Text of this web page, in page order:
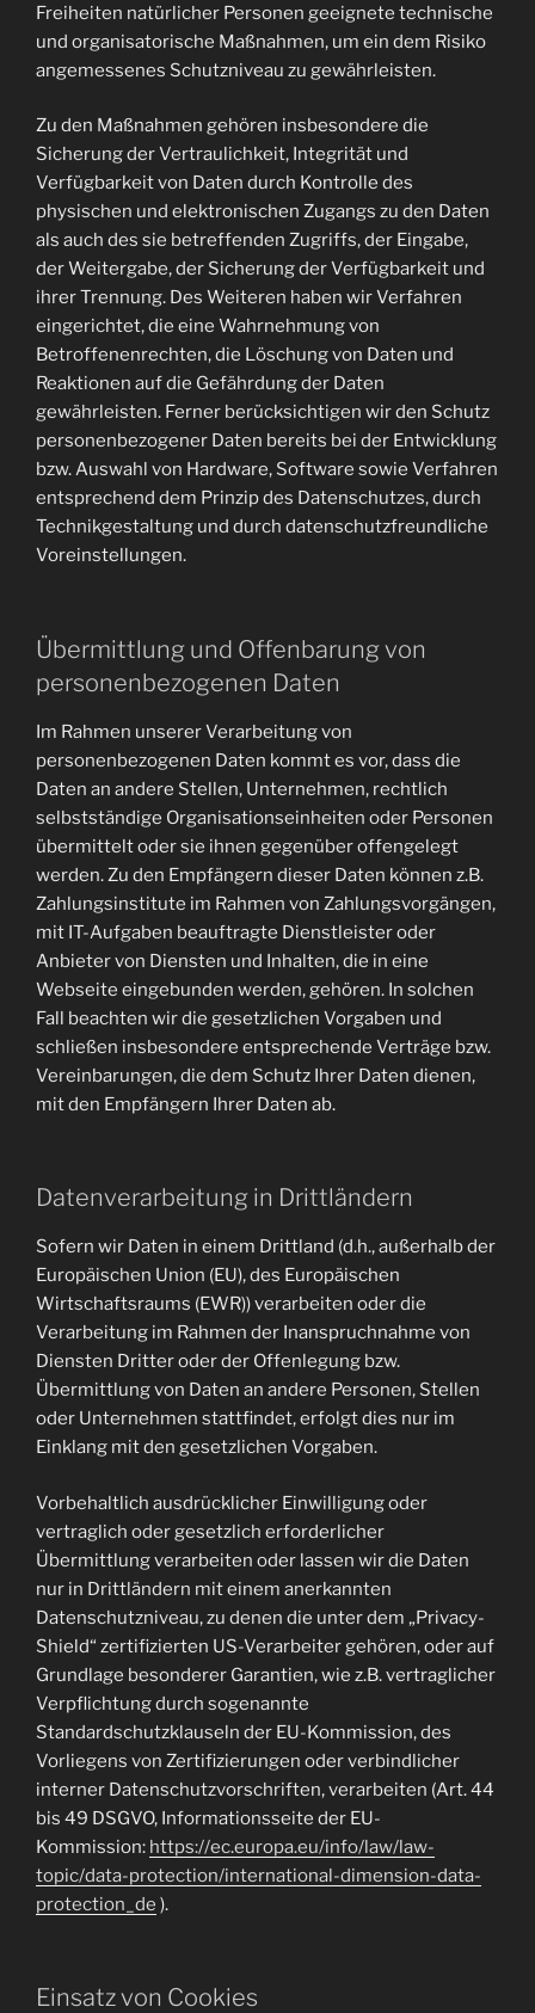
Freiheiten natürlicher Personen geeignete technische
und organisatorische Maßnahmen, um ein dem Risiko
angemessenes Schutzniveau zu gewährleisten.
Zu den Maßnahmen gehören insbesondere die
Sicherung der Vertraulichkeit, Integrität und
Verfügbarkeit von Daten durch Kontrolle des
physischen und elektronischen Zugangs zu den Daten
als auch des sie betreffenden Zugriffs, der Eingabe,
der Weitergabe, der Sicherung der Verfügbarkeit und
ihrer Trennung. Des Weiteren haben wir Verfahren
eingerichtet, die eine Wahrnehmung von
Betroffenenrechten, die Löschung von Daten und
Reaktionen auf die Gefährdung der Daten
gewährleisten. Ferner berücksichtigen wir den Schutz
personenbezogener Daten bereits bei der Entwicklung
bzw. Auswahl von Hardware, Software sowie Verfahren
entsprechend dem Prinzip des Datenschutzes, durch
Technikgestaltung und durch datenschutzfreundliche
Voreinstellungen.
Übermittlung und Offenbarung von
personenbezogenen Daten
Im Rahmen unserer Verarbeitung von
personenbezogenen Daten kommt es vor, dass die
Daten an andere Stellen, Unternehmen, rechtlich
selbstständige Organisationseinheiten oder Personen
übermittelt oder sie ihnen gegenüber offengelegt
werden. Zu den Empfängern dieser Daten können z.B.
Zahlungsinstitute im Rahmen von Zahlungsvorgängen,
mit IT-Aufgaben beauftragte Dienstleister oder
Anbieter von Diensten und Inhalten, die in eine
Webseite eingebunden werden, gehören. In solchen
Fall beachten wir die gesetzlichen Vorgaben und
schließen insbesondere entsprechende Verträge bzw.
Vereinbarungen, die dem Schutz Ihrer Daten dienen,
mit den Empfängern Ihrer Daten ab.
Datenverarbeitung in Drittländern
Sofern wir Daten in einem Drittland (d.h., außerhalb der
Europäischen Union (EU), des Europäischen
Wirtschaftsraums (EWR)) verarbeiten oder die
Verarbeitung im Rahmen der Inanspruchnahme von
Diensten Dritter oder der Offenlegung bzw.
Übermittlung von Daten an andere Personen, Stellen
oder Unternehmen stattfindet, erfolgt dies nur im
Einklang mit den gesetzlichen Vorgaben.
Vorbehaltlich ausdrücklicher Einwilligung oder
vertraglich oder gesetzlich erforderlicher
Übermittlung verarbeiten oder lassen wir die Daten
nur in Drittländern mit einem anerkannten
Datenschutzniveau, zu denen die unter dem „Privacy-
Shield“ zertifizierten US-Verarbeiter gehören, oder auf
Grundlage besonderer Garantien, wie z.B. vertraglicher
Verpflichtung durch sogenannte
Standardschutzklauseln der EU-Kommission, des
Vorliegens von Zertifizierungen oder verbindlicher
interner Datenschutzvorschriften, verarbeiten (Art. 44
bis 49 DSGVO, Informationsseite der EU-
Kommission: https://ec.europa.eu/info/law/law-
topic/data-protection/international-dimension-data-
protection_de ).
Einsatz von Cookies